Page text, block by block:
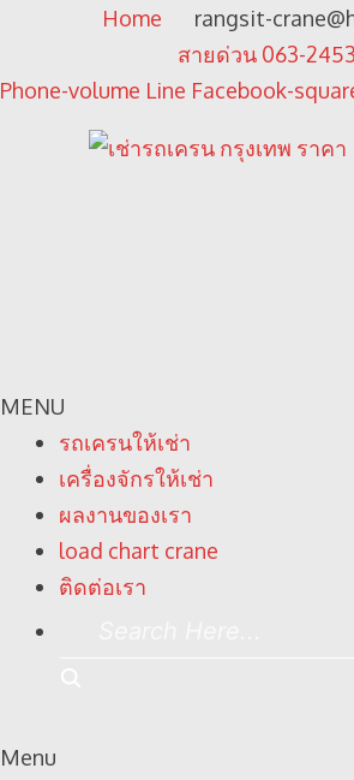
Home
rangsit-
สายด่วน 063-
Phone-volume Line Facebook-
MENU
รถเครนให้เช่า
เครื่องจักรให้เช่า
ผลงานของเรา
load chart crane
ติดต่อเรา
Menu